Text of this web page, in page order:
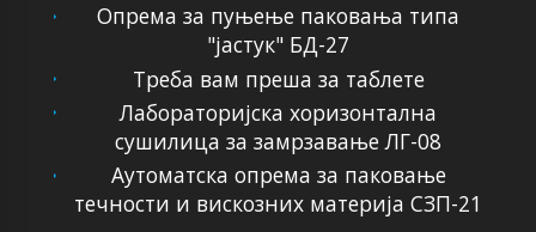
Опрема за пуњење паковања типа
"јастук" БД-27
Треба вам преша за таблете
Лабораторијска хоризонтална
сушилица за замрзавање ЛГ-08
Аутоматска опрема за паковање
течности и вискозних материја СЗП-21